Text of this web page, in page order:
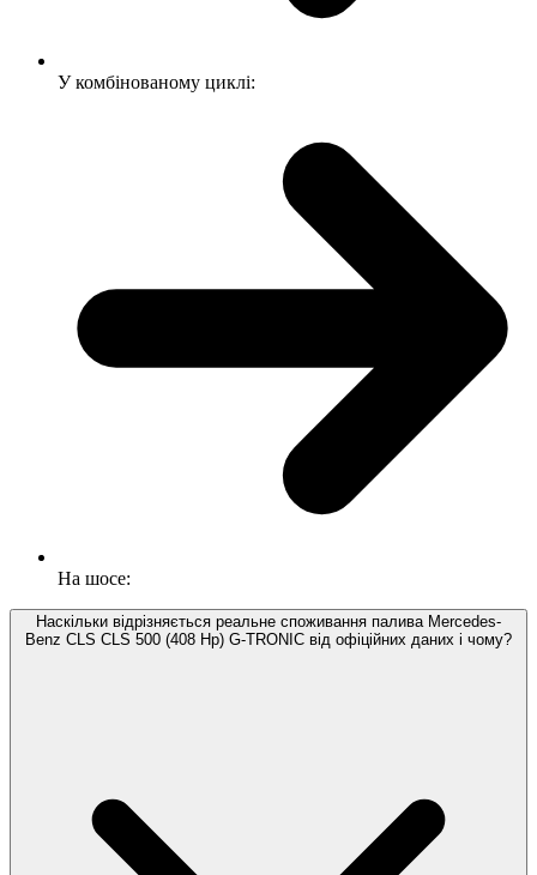
У комбінованому циклі:
На шосе:
Наскільки відрізняється реальне споживання палива Mercedes-
Benz CLS CLS 500 (408 Hp) G-TRONIC від офіційних даних і чому?